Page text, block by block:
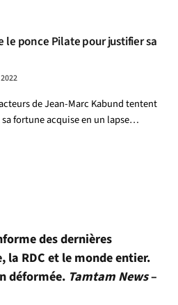
le ponce Pilate pour justifier sa
de Jean-Marc Kabund tentent
fortune acquise en un lapse…
des dernières
la RDC et le monde entier.
déformée. Tamtam News–